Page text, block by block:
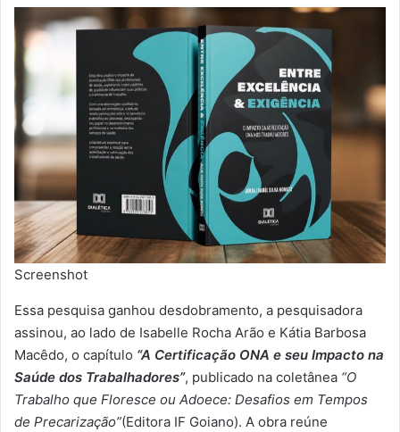
Screenshot
Essa pesquisa ganhou desdobramento, a pesquisadora
assinou, ao lado de Isabelle Rocha Arão e Kátia Barbosa
Macêdo, o capítulo “A Certificação ONA e seu Impacto na
Saúde dos Trabalhadores”, publicado na coletânea “O
Trabalho que Floresce ou Adoece: Desafios em Tempos
de Precarização”(Editora IF Goiano). A obra reúne